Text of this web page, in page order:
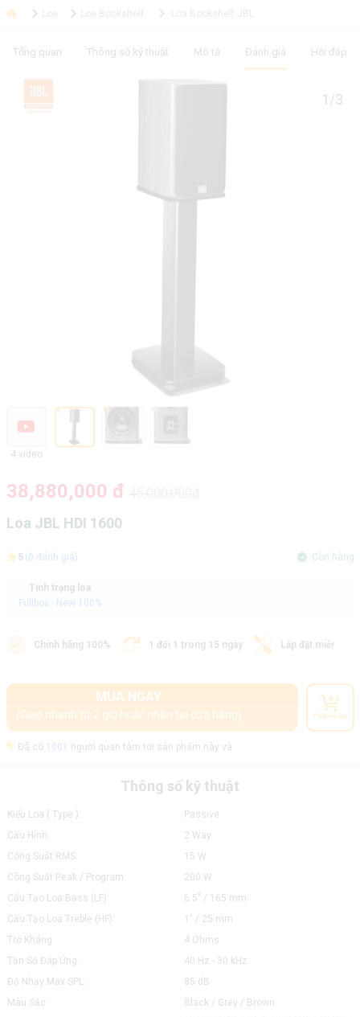
Tổng quan Thông số kỹ thuật Mô tả Đánh giá Hỏi đáp
1/3
4 video
38,880,000 đ
Loa JBL HDI 1600
5 (0 đánh giá) Còn hàng
Tình trạng loa
Fullbox - New 100%
Chính hãng 100% 1 đổi 1 trong 15 ngày Lắp đặt miễn phí
MUA NGAY
(Giao nhanh từ 2 giờ hoặc nhận tại cửa hàng) Thêm vào giỏ
Đã có 1001 người quan tâm tới sản phẩm này và
Thông số kỹ thuật
Kiểu Loa ( Type ):
Passive
Cấu Hình:
2 Way
Công Suất RMS:
15 W
Công Suất Peak / Program:
200 W
Cấu Tạo Loa Bass (LF):
6.5" / 165 mm
Cấu Tạo Loa Treble (HF):
1" / 25 mm
Trở Kháng:
4 Ohms
Tần Số Đáp Ứng:
40 Hz - 30 kHz
Độ Nhạy Max SPL:
85 dB
Màu Sắc:
Black / Grey / Brown